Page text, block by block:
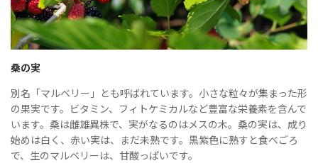
桑の実
別名「マルベリー」とも呼ばれています。小さな粒々が集まった形
の果実です。ビタミン、フィトケミカルなど豊富な栄養素を含んで
います。桑は雌雄異株で、実がなるのはメスの木。桑の実は、成り
始めは白く、赤い実は、まだ未熟です。黒紫色に熟すと食べごろ
で、生のマルベリーは、甘酸っぱいです。